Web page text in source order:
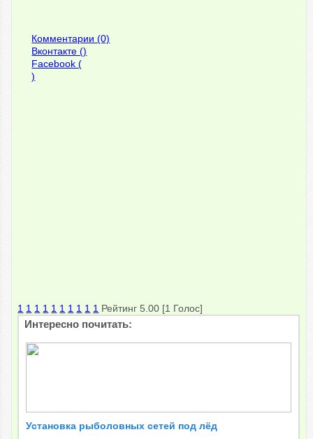
Комментарии (0)
Вконтакте ()
Facebook (
)
1 1 1 1 1 1 1 1 1 1 Рейтинг 5.00 [1 Голос]
Интересно почитать:
Установка рыболовных сетей под лёд